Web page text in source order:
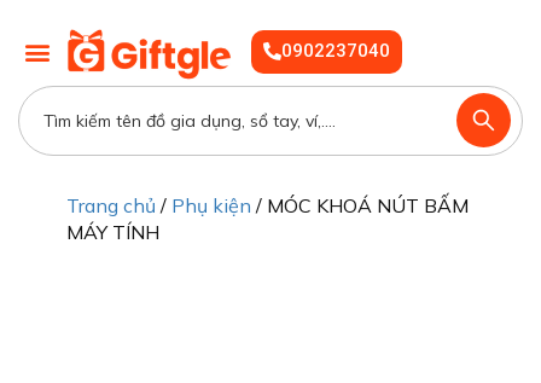
0902237040
Trang chủ / Phụ kiện / MÓC KHOÁ NÚT BẤM
MÁY TÍNH